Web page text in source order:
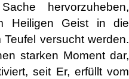
hervorzuheben,
Heiligen Geist in die
versucht werden.
starken Moment dar,
seit Er, erfüllt vom